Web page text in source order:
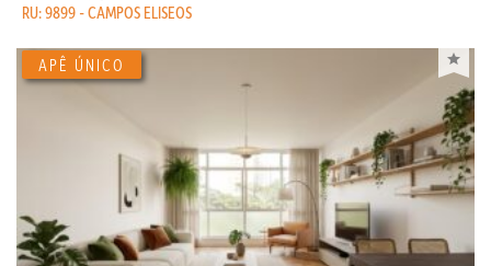
RU: 9899 - CAMPOS ELISEOS